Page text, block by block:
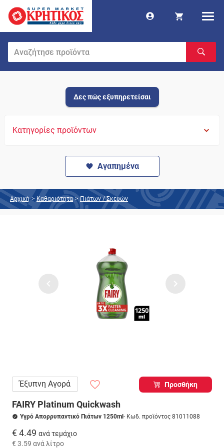
Δες πώς εξυπηρετείσαι
Κατηγορίες προϊόντων
Αγαπημένα
Αρχική > Καθαριότητα > Πιάτων / Σκευών
Έξυπνη Αγορά Προσθήκη
FAIRY Platinum Quickwash
Υγρό Απορρυπαντικό Πιάτων 1250ml - Κωδ. προϊόντος 81011088
€ 4.49 ανά τεμάχιο
€ 3.59 ανά λίτρο